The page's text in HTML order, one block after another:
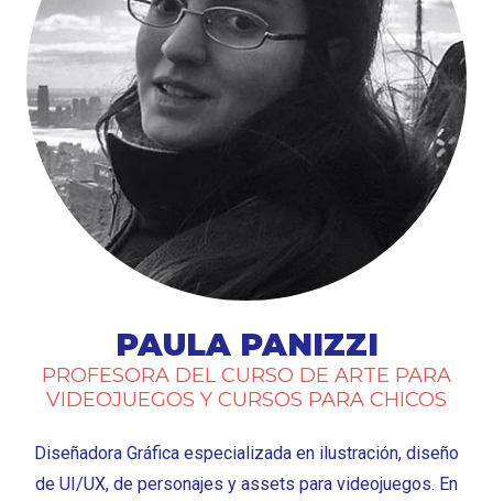
PAULA PANIZZI
PROFESORA DEL CURSO DE ARTE PARA
VIDEOJUEGOS Y CURSOS PARA CHICOS
Diseñadora Gráfica especializada en ilustración, diseño
de UI/UX, de personajes y assets para videojuegos. En